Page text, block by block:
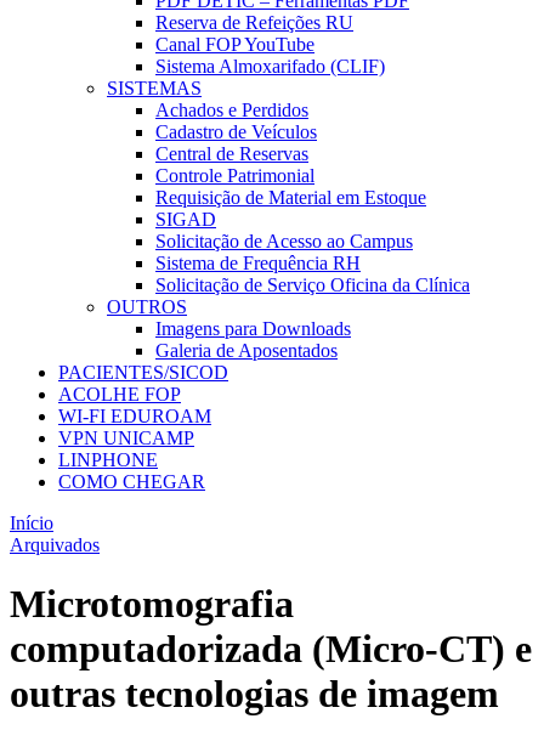
Reserva de Refeições RU
Canal FOP YouTube
Sistema Almoxarifado (CLIF)
SISTEMAS
Achados e Perdidos
Cadastro de Veículos
Central de Reservas
Controle Patrimonial
Requisição de Material em Estoque
SIGAD
Solicitação de Acesso ao Campus
Sistema de Frequência RH
Solicitação de Serviço Oficina da Clínica
OUTROS
Imagens para Downloads
Galeria de Aposentados
PACIENTES/SICOD
ACOLHE FOP
WI-FI EDUROAM
VPN UNICAMP
LINPHONE
COMO CHEGAR
Início
Arquivados
Microtomografia
computadorizada (Micro-CT) e
outras tecnologias de imagem